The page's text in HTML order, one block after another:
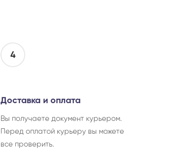
4
Доставка и оплата
Вы получаете документ курьером.
Перед оплатой курьеру вы можете
все проверить.